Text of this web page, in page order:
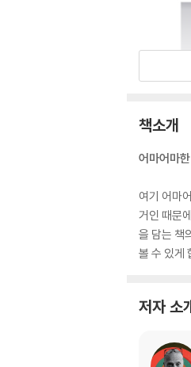
책소개
어마어마
여기 어마
거인 때문
을 담는 책
볼 수 있게
저자 소